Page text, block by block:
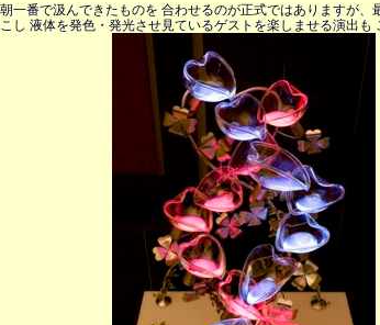
一番で汲んできたものを 合わせるのが正式ではありますが
し 液体を発色・発光させ見ているゲストを楽しませる演出も